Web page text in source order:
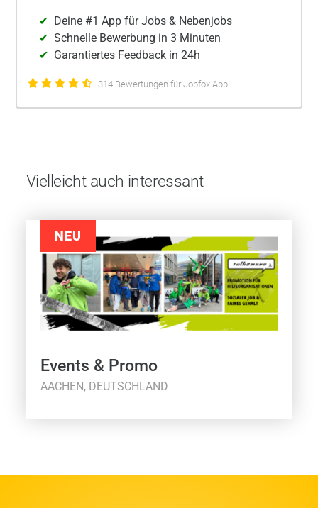
Deine #1 App für Jobs & Nebenjobs
Schnelle Bewerbung in 3 Minuten
Garantiertes Feedback in 24h
314 Bewertungen für Jobfox App
Vielleicht auch interessant
NEU
Events & Promo
AACHEN, DEUTSCHLAND